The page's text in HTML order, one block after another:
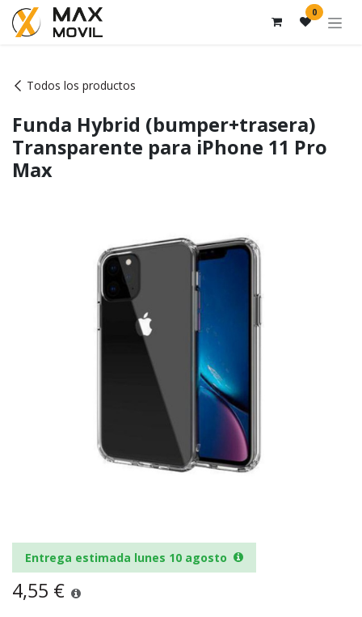
Ir al contenido 0
Todos los productos
Funda Hybrid (bumper+trasera)
Transparente para iPhone 11 Pro
Max
Entrega estimada lunes 10 agosto
4,55 €